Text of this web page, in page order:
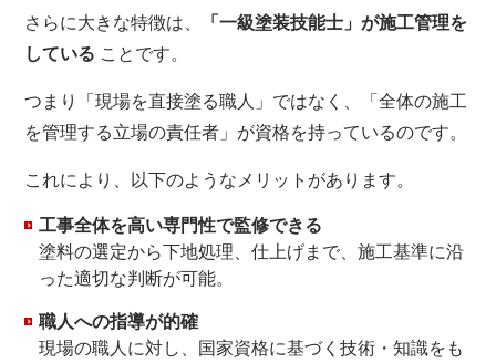
さらに大きな特徴は、
「一級塗装技能士」が施工管理を
している ことです。
つまり「現場を直接塗る職人」ではなく、「全体の施工
を管理する立場の責任者」が資格を持っているのです。
これにより、以下のようなメリットがあります。
工事全体を高い専門性で監修できる
塗料の選定から下地処理、仕上げまで、施工基準に沿
った適切な判断が可能。
職人への指導が的確
現場の職人に対し、国家資格に基づく技術・知識をも